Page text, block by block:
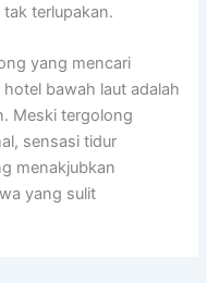
terlupakan.
yang mencari
bawah laut adalah
Meski tergolong
sensasi tidur
menakjubkan
yang sulit